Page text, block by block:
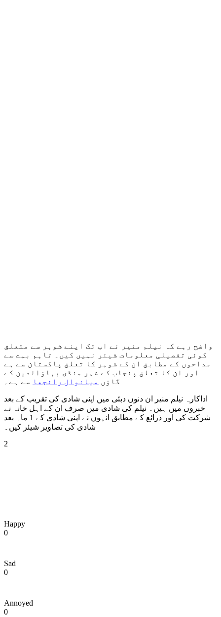
واضح رہے کہ نیلم منیر نے اب تک اپنے شوہر سے متعلق
کوئی تفصیلی معلومات شیئر نہیں کیں۔ تاہم بہت سے
مداحوں کے مطابق ان کے شوہر کا تعلق پاکستان سے ہے
اور ان کا تعلق پنجاب کے شہر منڈی بہاؤالدین کے
گاؤں میانوال رانجھا سے ہے۔
اداکارہ نیلم منیر ان دنوں دبئی میں اپنی شادی کی تقریب کے بعد
خبروں میں ہیں۔ نیلم کی شادی میں صرف ان کے اہل خانہ نے
شرکت کی اور ذرائع کے مطابق انہوں نے اپنی شادی کے 1 ماہ بعد
شادی کی تصاویر شیئر کیں۔
2
Happy
0
Sad
0
Annoyed
0